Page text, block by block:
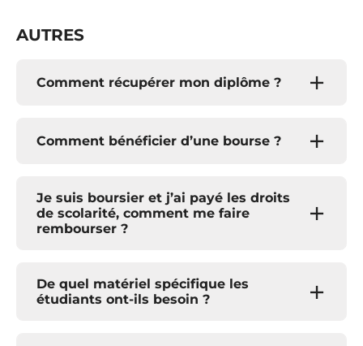
AUTRES
Comment récupérer mon diplôme ?
Comment bénéficier d’une bourse ?
Je suis boursier et j’ai payé les droits
de scolarité, comment me faire
rembourser ?
De quel matériel spécifique les
étudiants ont-ils besoin ?